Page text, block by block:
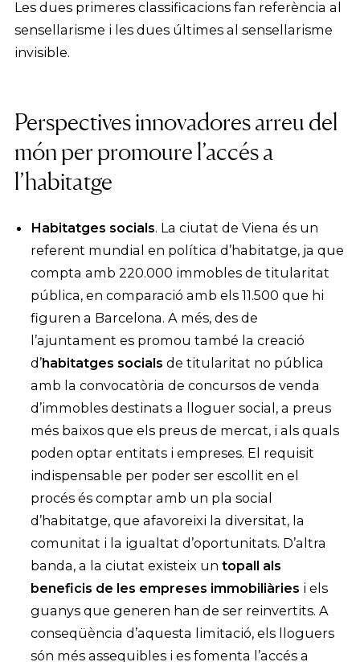
Les dues primeres classificacions fan referència al
sensellarisme i les dues últimes al sensellarisme
invisible.
Perspectives innovadores arreu del
món per promoure l’accés a
l’habitatge
Habitatges socials. La ciutat de Viena és un
referent mundial en política d’habitatge, ja que
compta amb 220.000 immobles de titularitat
pública, en comparació amb els 11.500 que hi
figuren a Barcelona. A més, des de
l’ajuntament es promou també la creació
d’habitatges socials de titularitat no pública
amb la convocatòria de concursos de venda
d’immobles destinats a lloguer social, a preus
més baixos que els preus de mercat, i als quals
poden optar entitats i empreses. El requisit
indispensable per poder ser escollit en el
procés és comptar amb un pla social
d’habitatge, que afavoreixi la diversitat, la
comunitat i la igualtat d’oportunitats. D’altra
banda, a la ciutat existeix un topall als
beneficis de les empreses immobiliàries i els
guanys que generen han de ser reinvertits. A
conseqüència d’aquesta limitació, els lloguers
són més assequibles i es fomenta l’accés a